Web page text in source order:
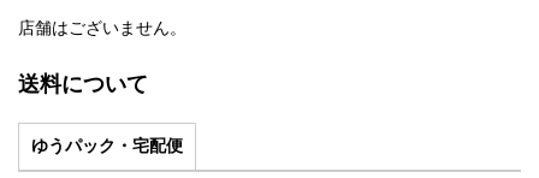
店舗はございません。
送料について
ゆうパック・宅配便